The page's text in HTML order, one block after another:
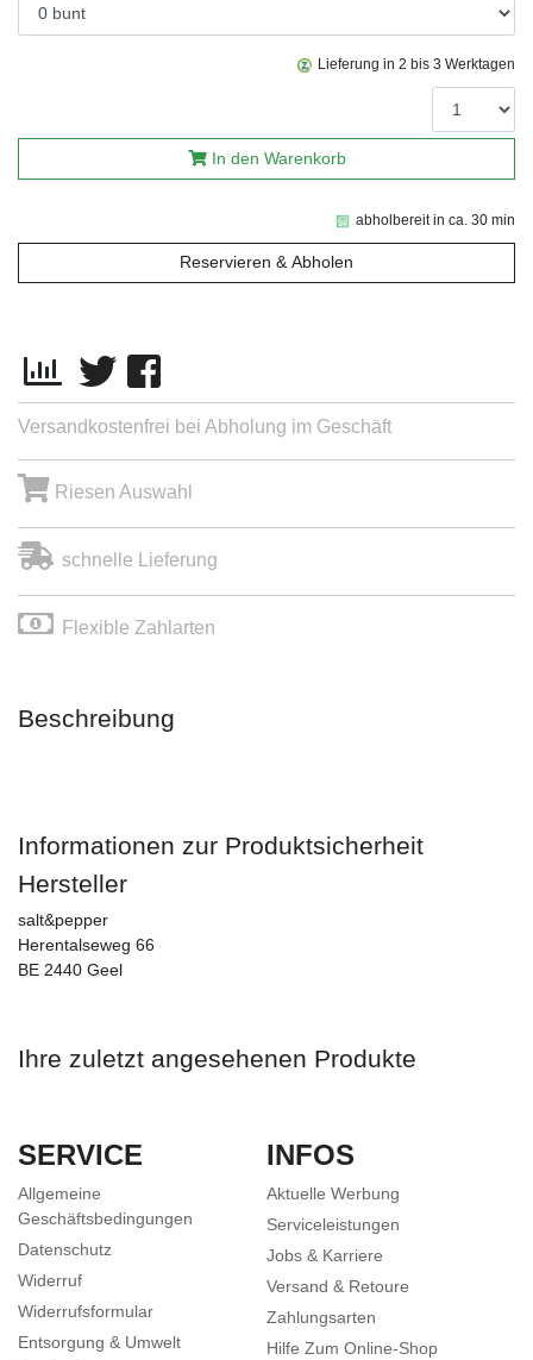
abholbereit in ca. 30 min
Reservieren & Abholen
Lieferung in 2 bis 3 Werktagen
In den Warenkorb
Versandkostenfrei bei Abholung im Geschäft
Riesen Auswahl
schnelle Lieferung
Flexible Zahlarten
Beschreibung
Informationen zur Produktsicherheit
Hersteller
salt&pepper
Herentalseweg 66
BE 2440 Geel
Ihre zuletzt angesehenen Produkte
SERVICE
Allgemeine
Geschäftsbedingungen
Datenschutz
Widerruf
Widerrufsformular
Entsorgung & Umwelt
INFOS
Aktuelle Werbung
Serviceleistungen
Jobs & Karriere
Versand & Retoure
Zahlungsarten
Hilfe Zum Online-Shop